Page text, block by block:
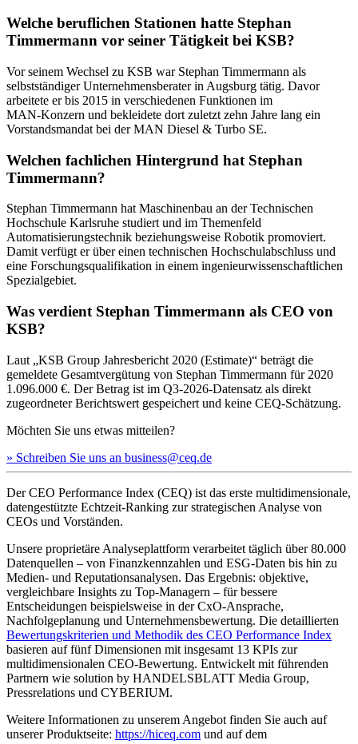
Welche beruflichen Stationen hatte Stephan
Timmermann vor seiner Tätigkeit bei KSB?
Vor seinem Wechsel zu KSB war Stephan Timmermann als
selbstständiger Unternehmensberater in Augsburg tätig. Davor
arbeitete er bis 2015 in verschiedenen Funktionen im
MAN‑Konzern und bekleidete dort zuletzt zehn Jahre lang ein
Vorstandsmandat bei der MAN Diesel & Turbo SE.
Welchen fachlichen Hintergrund hat Stephan
Timmermann?
Stephan Timmermann hat Maschinenbau an der Technischen
Hochschule Karlsruhe studiert und im Themenfeld
Automatisierungstechnik beziehungsweise Robotik promoviert.
Damit verfügt er über einen technischen Hochschulabschluss und
eine Forschungsqualifikation in einem ingenieurwissenschaftlichen
Spezialgebiet.
Was verdient Stephan Timmermann als CEO von
KSB?
Laut „KSB Group Jahresbericht 2020 (Estimate)“ beträgt die
gemeldete Gesamtvergütung von Stephan Timmermann für 2020
1.096.000 €. Der Betrag ist im Q3-2026-Datensatz als direkt
zugeordneter Berichtswert gespeichert und keine CEQ-Schätzung.
Möchten Sie uns etwas mitteilen?
» Schreiben Sie uns an business@ceq.de
Der CEO Performance Index (CEQ) ist das erste multidimensionale,
datengestützte Echtzeit-Ranking zur strategischen Analyse von
CEOs und Vorständen.
Unsere proprietäre Analyseplattform verarbeitet täglich über 80.000
Datenquellen – von Finanzkennzahlen und ESG-Daten bis hin zu
Medien- und Reputationsanalysen. Das Ergebnis: objektive,
vergleichbare Insights zu Top-Managern – für bessere
Entscheidungen beispielsweise in der CxO-Ansprache,
Nachfolgeplanung und Unternehmensbewertung. Die detaillierten
Bewertungskriterien und Methodik des CEO Performance Index
basieren auf fünf Dimensionen mit insgesamt 13 KPIs zur
multidimensionalen CEO-Bewertung. Entwickelt mit führenden
Partnern wie solution by HANDELSBLATT Media Group,
Pressrelations und CYBERIUM.
Weitere Informationen zu unserem Angebot finden Sie auch auf
unserer Produktseite: https://hiceq.com und auf dem